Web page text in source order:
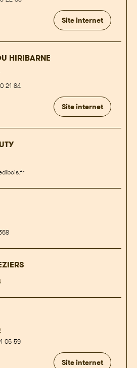
Site internet
HIRIBARNE
21 84
Site internet
06 59
Site internet